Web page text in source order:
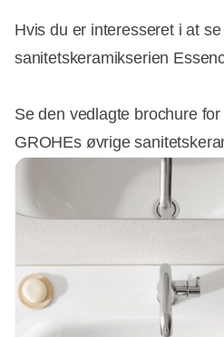
Hvis du er interesseret i at
sanitetskeramikserien
Se den vedlagte brochure
GROHEs øvrige